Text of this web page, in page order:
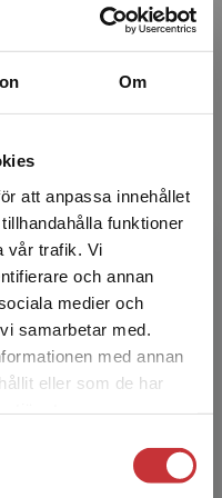
Om
att anpassa innehållet
funktioner
vår trafik. Vi
och annan
medier och
samarbetar med.
med annan
eller som de har
utanför Sverige.
Sverige. För
i finansrätt.
i Högsta
professor i